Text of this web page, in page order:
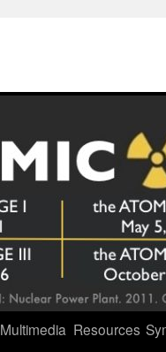
Multimedia Resources